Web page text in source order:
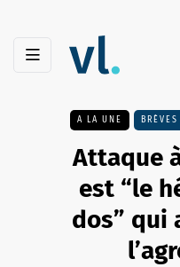
A LA UNE BRÈVES
Attaque
est “le
dos” qui